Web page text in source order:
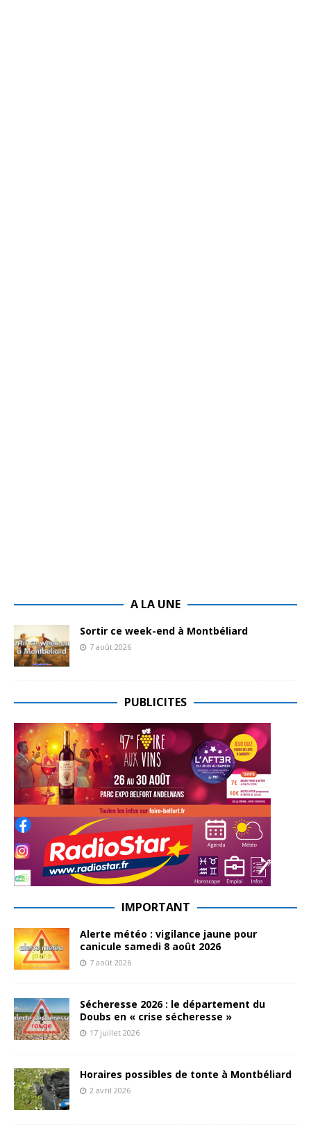
A LA UNE
Sortir ce week-end à Montbéliard
7 août 2026
PUBLICITES
IMPORTANT
Alerte météo : vigilance jaune pour
canicule samedi 8 août 2026
7 août 2026
Sécheresse 2026 : le département du
Doubs en « crise sécheresse »
17 juillet 2026
Horaires possibles de tonte à Montbéliard
2 avril 2026